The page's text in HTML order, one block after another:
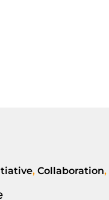
, Collaboration,